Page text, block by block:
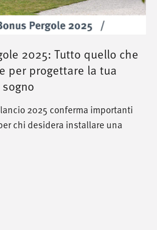
2025: Tutto quello che
per progettare la tua
2025 conferma importanti
chi desidera installare una
/chiamaci/
T. +39 0445 314164
/incontraci/